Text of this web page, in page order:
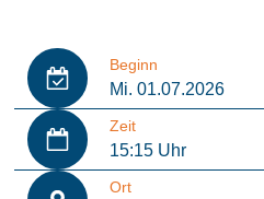
Beginn
Mi. 01.07.2026
Zeit
15:15 Uhr
Ort